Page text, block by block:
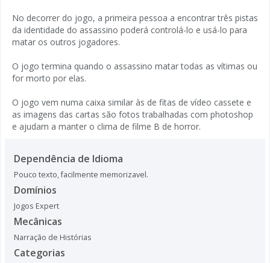
No decorrer do jogo, a primeira pessoa a encontrar três pistas
da identidade do assassino poderá controlá-lo e usá-lo para
matar os outros jogadores.
O jogo termina quando o assassino matar todas as vítimas ou
for morto por elas.
O jogo vem numa caixa similar às de fitas de vídeo cassete e
as imagens das cartas são fotos trabalhadas com photoshop
e ajudam a manter o clima de filme B de horror.
Dependência de Idioma
Pouco texto, facilmente memorizavel.
Domínios
Jogos Expert
Mecânicas
Narração de Histórias
Categorias